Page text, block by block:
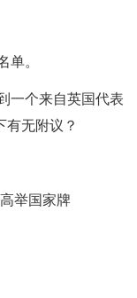
单。
一个来自英国代表
有无附议？
举国家牌